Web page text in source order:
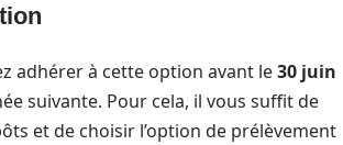
adhérer à cette option avant le30 juin
suivante. Pour cela, il vous suffit de
et de choisir l’option de prélèvement